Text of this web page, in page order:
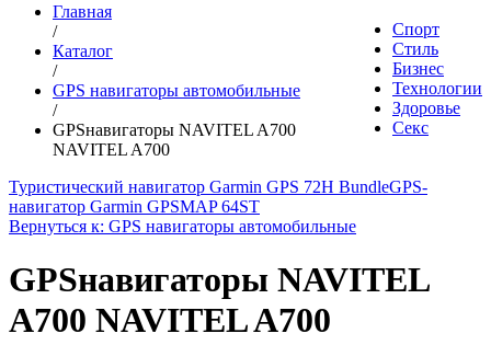
Спорт
Стиль
Бизнес
Технологии
Здоровье
Секс
Главная
/
Каталог
/
GPS навигаторы автомобильные
/
GPSнавигаторы NAVITEL A700
NAVITEL A700
Туристический навигатор Garmin GPS 72H BundleGPS-
навигатор Garmin GPSMAP 64ST
Вернуться к: GPS навигаторы автомобильные
GPSнавигаторы NAVITEL
A700 NAVITEL A700